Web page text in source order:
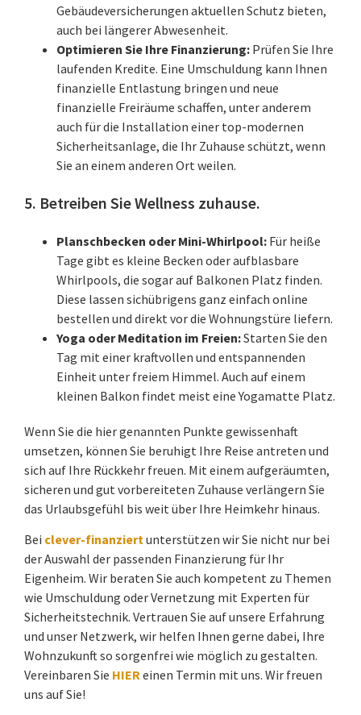
Gebäudeversicherungen aktuellen Schutz bieten,
auch bei längerer Abwesenheit.
Optimieren Sie Ihre Finanzierung: Prüfen Sie Ihre
laufenden Kredite. Eine Umschuldung kann Ihnen
finanzielle Entlastung bringen und neue
finanzielle Freiräume schaffen, unter anderem
auch für die Installation einer top-modernen
Sicherheitsanlage, die Ihr Zuhause schützt, wenn
Sie an einem anderen Ort weilen.
5. Betreiben Sie Wellness zuhause.
Planschbecken oder Mini-Whirlpool: Für heiße
Tage gibt es kleine Becken oder aufblasbare
Whirlpools, die sogar auf Balkonen Platz finden.
Diese lassen sichübrigens ganz einfach online
bestellen und direkt vor die Wohnungstüre liefern.
Yoga oder Meditation im Freien:Starten Sie den
Tag mit einer kraftvollen und entspannenden
Einheit unter freiem Himmel. Auch auf einem
kleinen Balkon findet meist eine Yogamatte Platz.
Wenn Sie die hier genannten Punkte gewissenhaft
umsetzen, können Sie beruhigt Ihre Reise antreten und
sich auf Ihre Rückkehr freuen. Mit einem aufgeräumten,
sicheren und gut vorbereiteten Zuhause verlängern Sie
das Urlaubsgefühl bis weit über Ihre Heimkehr hinaus.
Bei clever-finanziertunterstützen wir Sie nicht nur bei
der Auswahl der passenden Finanzierung für Ihr
Eigenheim. Wir beraten Sie auch kompetent zu Themen
wie Umschuldung oder Vernetzung mit Experten für
Sicherheitstechnik. Vertrauen Sie auf unsere Erfahrung
und unser Netzwerk, wir helfen Ihnen gerne dabei, Ihre
Wohnzukunft so sorgenfrei wie möglich zu gestalten.
Vereinbaren Sie HIEReinen Termin mit uns. Wir freuen
uns auf Sie!